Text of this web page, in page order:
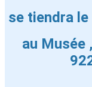
se tiendra
au Musée